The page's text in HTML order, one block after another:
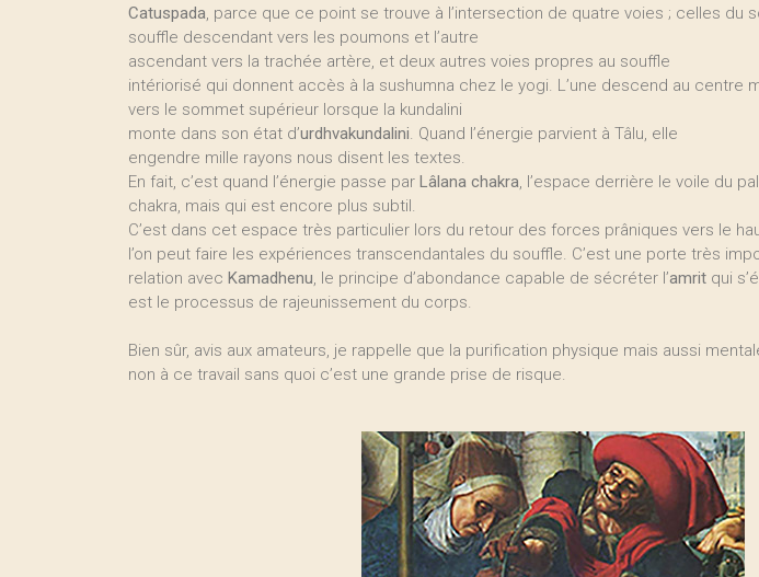
Catuspada, parce que ce point se trouve à l’intersection de quatre voies ; celles du
souffle descendant vers les poumons et l’autre
ascendant vers la trachée artère, et deux autres voies propres au souffle
intériorisé qui donnent accès à la sushumna chez le yogi. L’une descend au centre
vers le sommet supérieur lorsque la kundalini
monte dans son état d’urdhvakundalini. Quand l’énergie parvient à Tâlu, elle
engendre mille rayons nous disent les textes.
En fait, c’est quand l’énergie passe par Lâlana chakra, l’espace derrière le voile du
chakra, mais qui est encore plus subtil.
C’est dans cet espace très particulier lors du retour des forces prâniques vers le
l’on peut faire les expériences transcendantales du souffle. C’est une porte très
relation avec Kamadhenu, le principe d’abondance capable de sécréter l’amrit qui
est le processus de rajeunissement du corps.
Bien sûr, avis aux amateurs, je rappelle que la purification physique mais aussi
non à ce travail sans quoi c’est une grande prise de risque.